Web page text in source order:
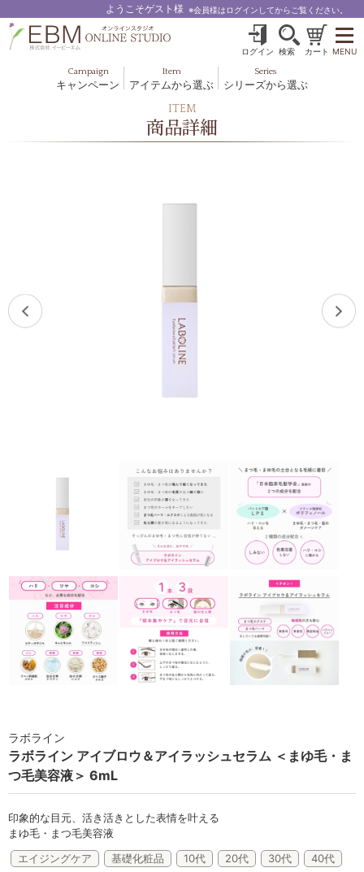
ようこそゲスト様 ※会員様はログインしてからご覧ください。
ログイン 検索 カート
Campaign
キャンペーン
Item
アイテムから選ぶ
健美食品
Series
シリーズから選ぶ
ブルームオーラ.
フェミリカ
マザーズエンブレイス
SAVC
ミライワ
E.E
セブンセンシズ
ヘアラスター
マーヴェラティ
太古の記憶
スカイズグレース
野の花グッズ
オンラインレッスンチケット
MENU
ITEM
商品詳細
ラボライン
ラボライン アイブロウ＆アイラッシュセラム ＜まゆ毛・ま
つ毛美容液＞ 6mL
印象的な目元、活き活きとした表情を叶える
まゆ毛・まつ毛美容液
エイジングケア
基礎化粧品 10代 20代 30代
40代